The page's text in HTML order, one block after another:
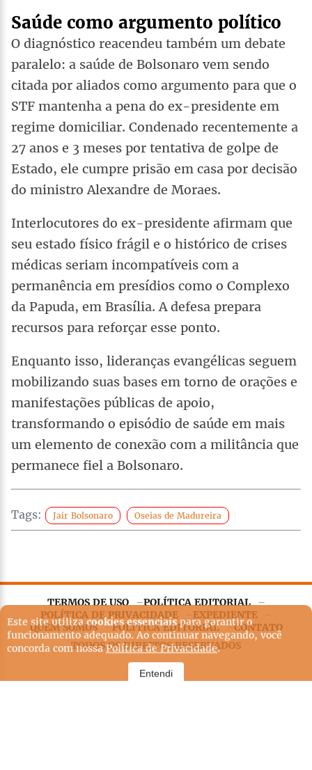
Saúde como argumento político
O diagnóstico reacendeu também um debate
paralelo: a saúde de Bolsonaro vem sendo
citada por aliados como argumento para que o
STF mantenha a pena do ex-presidente em
regime domiciliar. Condenado recentemente a
27 anos e 3 meses por tentativa de golpe de
Estado, ele cumpre prisão em casa por decisão
do ministro Alexandre de Moraes.
Interlocutores do ex-presidente afirmam que
seu estado físico frágil e o histórico de crises
médicas seriam incompatíveis com a
permanência em presídios como o Complexo
da Papuda, em Brasília. A defesa prepara
recursos para reforçar esse ponto.
Enquanto isso, lideranças evangélicas seguem
mobilizando suas bases em torno de orações e
manifestações públicas de apoio,
transformando o episódio de saúde em mais
um elemento de conexão com a militância que
permanece fiel a Bolsonaro.
Tags: Jair Bolsonaro Oseias de Madureira
TERMOS DE USO
POLÍTICA EDITORIAL
POLÍTICA DE PRIVACIDADE
EXPEDIENTE
QUEM SOMOS
POLÍTICA EDITORIAL
CONTATO
TODOS OS DIREITOS RESERVADOS
Este site utilizacookies essenciaispara garantir o
funcionamento adequado. Ao continuar navegando, você
concorda com nossaPolítica de Privacidade.